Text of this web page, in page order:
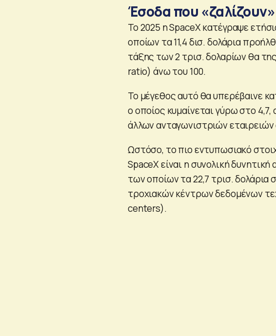
Έσοδα που
To 2025 η SpaceX κατέγραψε
οποίων τα 11,4 δισ. δολάρια
τάξης των 2 τρισ. δολαρίων θα
ratio) άνω του 100.
Το μέγεθος αυτό θα υπερέβαινε
ο οποίος κυμαίνεται γύρω στο
άλλων ανταγωνιστριών
Ωστόσο, το πιο εντυπωσιακό
SpaceX είναι η συνολική
των οποίων τα 22,7 τρισ. δολάρια
τροχιακών κέντρων δεδομένων
centers).